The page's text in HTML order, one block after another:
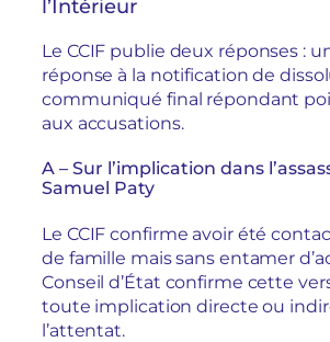
l’Intérieur
Le CCIF publie deux réponses :
réponse à la notification de
communiqué final répondant
aux accusations.
A – Sur l’implication dans
Samuel Paty
Le CCIF confirme avoir été
de famille mais sans entamer
Conseil d’État confirme cette
toute implication directe ou
l’attentat.